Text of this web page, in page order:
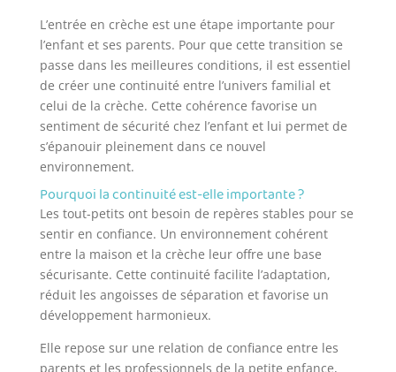
L’entrée en crèche est une étape importante pour
l’enfant et ses parents. Pour que cette transition se
passe dans les meilleures conditions, il est essentiel
de créer une continuité entre l’univers familial et
celui de la crèche. Cette cohérence favorise un
sentiment de sécurité chez l’enfant et lui permet de
s’épanouir pleinement dans ce nouvel
environnement.
Pourquoi la continuité est-elle importante ?
Les tout-petits ont besoin de repères stables pour se
sentir en confiance. Un environnement cohérent
entre la maison et la crèche leur offre une base
sécurisante. Cette continuité facilite l’adaptation,
réduit les angoisses de séparation et favorise un
développement harmonieux.
Elle repose sur une relation de confiance entre les
parents et les professionnels de la petite enfance,